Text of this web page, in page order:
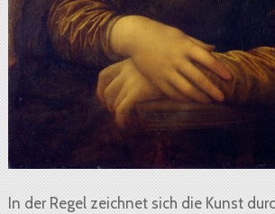
In der Regel zeichnet sich die Kunst